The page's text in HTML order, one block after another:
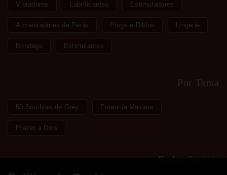
Vibradores Lubrificantes Estimuladores
Aumentadores de Pénis Plugs e Dildos Lingerie
Bondage Estimulantes
Por Tema
50 Sombras de Grey Potencia Maxima
Prazer a Dois
Redes Sociais